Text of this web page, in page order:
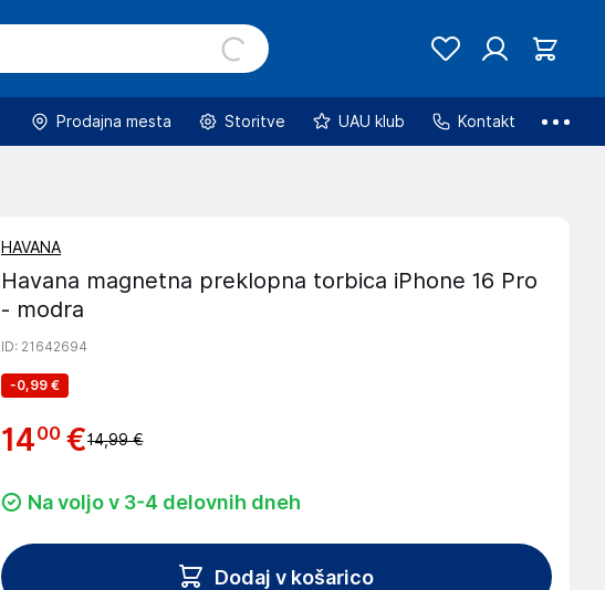
Prodajna mesta Storitve UAU klub Kontakt
HAVANA
Havana magnetna preklopna torbica iPhone 16 Pro
- modra
ID: 21642694
-0,99 €
1400 €14,99 €
Na voljo v 3-4 delovnih dneh
Dodaj v košarico